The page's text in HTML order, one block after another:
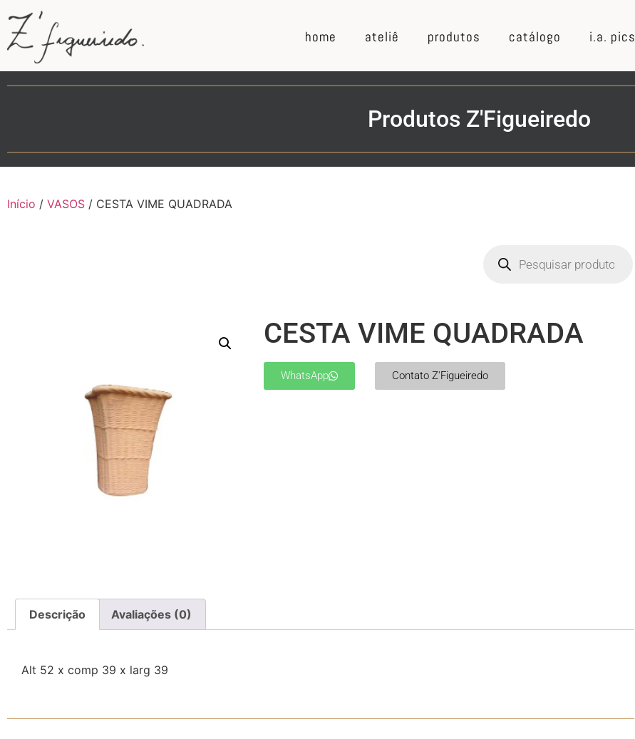
home ateliê produtos catálogo i.a. pics
Produtos Z'Figueiredo
Início / VASOS / CESTA VIME QUADRADA
CESTA VIME QUADRADA
WhatsApp Contato Z'Figueiredo
Descrição Avaliações (0)
Alt 52 x comp 39 x larg 39